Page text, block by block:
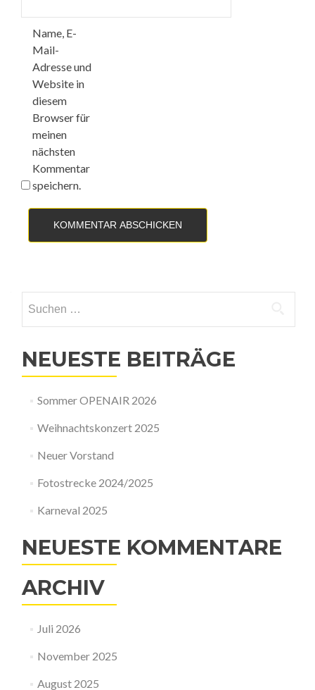
Name, E-
Mail-
Adresse und
Website in
diesem
Browser für
meinen
nächsten
Kommentar
speichern.
nach:
NEUESTE BEITRÄGE
Sommer OPENAIR 2026
Weihnachtskonzert 2025
Neuer Vorstand
Fotostrecke 2024/2025
Karneval 2025
NEUESTE KOMMENTARE
ARCHIV
Juli 2026
November 2025
August 2025